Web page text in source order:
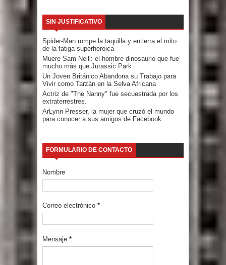
SIN JUSTIFICATIVO
Spider-Man rompe la taquilla y entierra el mito
de la fatiga superheroica
Muere Sam Neill: el hombre dinosaurio que fue
mucho más que Jurassic Park
Un Joven Británico Abandona su Trabajo para
Vivir como Tarzán en la Selva Africana
Actriz de "The Nanny" fue secuestrada por los
extraterrestres.
ArLynn Presser, la mujer que cruzó el mundo
para conocer a sus amigos de Facebook
FORMULARIO DE CONTACTO
Nombre
Correo electrónico *
Mensaje *